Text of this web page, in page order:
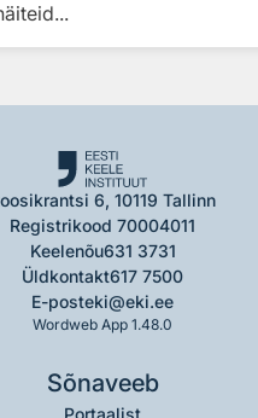
6, 10119 Tallinn
Registrikood 70004011
Keelenõu631 3731
Üldkontakt617 7500
E-posteki@eki.ee
Wordweb App 1.48.0
Sõnaveeb
Portaalist